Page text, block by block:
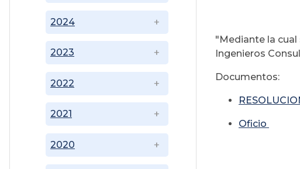
2020
2021
2022
2023
2024
"Mediante la
Ingenieros
Documentos:
Oficio